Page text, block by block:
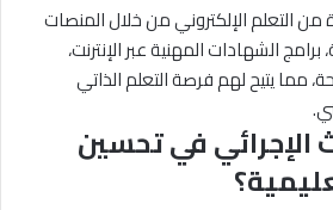
التعلم الإلكتروني من خلال المنصات
برامج الشهادات المهنية عبر الإنترنت،
مما يتيح لهم فرصة التعلم الذاتي
الإجرائي في تحسين